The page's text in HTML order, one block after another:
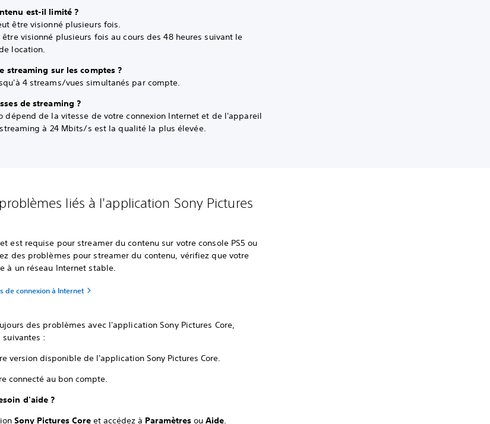
est-il limité ?
être visionné plusieurs fois.
visionné plusieurs fois au cours des 48 heures suivant le
location.
streaming sur les comptes ?
4 streams/vues simultanés par compte.
de streaming ?
dépend de la vitesse de votre connexion Internet et de l'appareil
à 24 Mbits/s est la qualité la plus élevée.
liés à l'application Sony Pictures
est requise pour streamer du contenu sur votre console PS5 ou
des problèmes pour streamer du contenu, vérifiez que votre
à un réseau Internet stable.
de connexion à Internet
des problèmes avec l'application Sony Pictures Core,
suivantes :
version disponible de l'application Sony Pictures Core.
connecté au bon compte.
d'aide ?
Sony Pictures Coreet accédez à Paramètres ouAide.